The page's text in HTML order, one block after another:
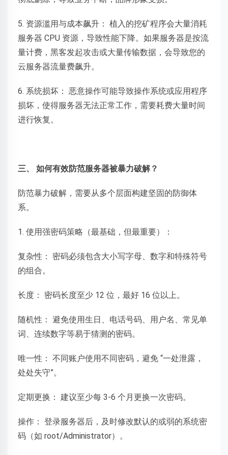
5. 资源滥用与成本飙升： 植入的挖矿程序会大量消耗
服务器 CPU 资源，导致性能下降。如果服务器是按流
量计费，黑客发起攻击或大量传输数据，会导致您的
云服务器流量费飙升。
6. 系统损坏： 恶意操作可能导致操作系统或应用程序
损坏，使得服务器无法正常工作，需要耗费大量时间
进行恢复。
三、 如何有效防范服务器被暴力破解？
防范暴力破解，需要从多个层面构建坚固的防御体
系。
1. 使用强密码策略（最基础，但最重要）：
复杂性： 密码必须包含大小写字母、数字和特殊符号
的组合。
长度： 密码长度至少 12 位，最好 16 位以上。
随机性： 避免使用生日、电话号码、用户名、常见单
词、连续数字等易于猜测的密码。
唯一性： 不同账户使用不同密码，避免 “一处泄露，
处处失守”。
定期更换： 建议至少每 3-6 个月更换一次密码。
操作： 登录服务器后，及时修改默认的或弱的系统密
码（如 root/Administrator）。